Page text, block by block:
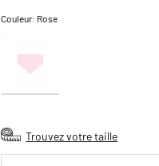
Couleur: Rose
Trouvez votre taille